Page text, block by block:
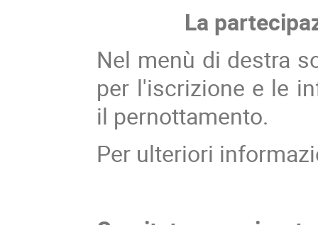
La
Nel menù di destra
per l'iscrizione e le
il pernottamento.
Per ulteriori